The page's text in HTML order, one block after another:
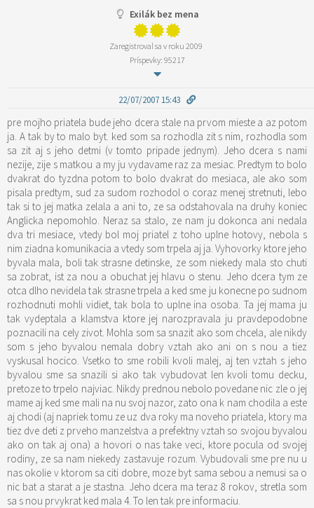
Exilák bez mena
Zaregistroval sa v roku 2009
Príspevky: 95217
22/07/2007 15:43
pre mojho priatela bude jeho dcera stale na prvom mieste a az potom
ja. A tak by to malo byt. ked som sa rozhodla zit s nim, rozhodla som
sa zit aj s jeho detmi (v tomto pripade jednym). Jeho dcera s nami
nezije, zije s matkou a my ju vydavame raz za mesiac. Predtym to bolo
dvakrat do tyzdna potom to bolo dvakrat do mesiaca, ale ako som
pisala predtym, sud za sudom rozhodol o coraz menej stretnuti, lebo
tak si to jej matka zelala a ani to, ze sa odstahovala na druhy koniec
Anglicka nepomohlo. Neraz sa stalo, ze nam ju dokonca ani nedala
dva tri mesiace, vtedy bol moj priatel z toho uplne hotovy, nebola s
nim ziadna komunikacia a vtedy som trpela aj ja. Vyhovorky ktore jeho
byvala mala, boli tak strasne detinske, ze som niekedy mala sto chuti
sa zobrat, ist za nou a obuchat jej hlavu o stenu. Jeho dcera tym ze
otca dlho nevidela tak strasne trpela a ked sme ju konecne po sudnom
rozhodnuti mohli vidiet, tak bola to uplne ina osoba. Ta jej mama ju
tak vydeptala a klamstva ktore jej narozpravala ju pravdepodobne
poznacili na cely zivot. Mohla som sa snazit ako som chcela, ale nikdy
som s jeho byvalou nemala dobry vztah ako ani on s nou a tiez
vyskusal hocico. Vsetko to sme robili kvoli malej, aj ten vztah s jeho
byvalou sme sa snazili si ako tak vybudovat len kvoli tomu decku,
pretoze to trpelo najviac. Nikdy prednou nebolo povedane nic zle o jej
mame aj ked sme mali na nu svoj nazor, zato ona k nam chodila a este
aj chodi (aj napriek tomu ze uz dva roky ma noveho priatela, ktory ma
tiez dve deti z prveho manzelstva a prefektny vztah so svojou byvalou
ako on tak aj ona) a hovori o nas take veci, ktore pocula od svojej
rodiny, ze sa nam niekedy zastavuje rozum. Vybudovali sme pre nu u
nas okolie v ktorom sa citi dobre, moze byt sama sebou a nemusi sa o
nic bat a starat a je stastna. Jeho dcera ma teraz 8 rokov, stretla som
sa s nou prvykrat ked mala 4. To len tak pre informaciu.